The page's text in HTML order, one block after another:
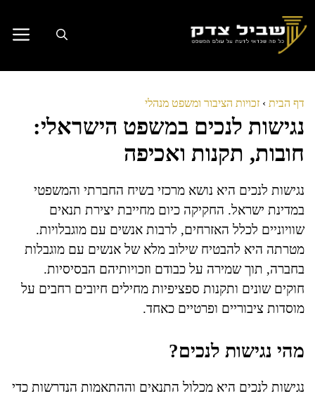
לתוכן
דף הבית › זכויות הציבור ומשפט מנהלי
נגישות לנכים במשפט הישראלי:
חובות, תקנות ואכיפה
נגישות לנכים היא נושא מרכזי בשיח החברתי והמשפטי
במדינת ישראל. החקיקה כיום מחייבת יצירת תנאים
שוויוניים לכלל האזרחים, לרבות אנשים עם מוגבלויות.
מטרתה היא להבטיח שילוב מלא של אנשים עם מוגבלות
בחברה, תוך שמירה על כבודם וזכויותיהם הבסיסיות.
חוקים שונים ותקנות ספציפיות מחילים חיובים רחבים על
מוסדות ציבוריים ופרטיים כאחד.
מהי נגישות לנכים?
נגישות לנכים היא מכלול התנאים וההתאמות הנדרשות כדי